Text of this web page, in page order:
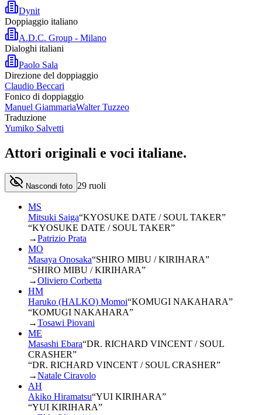
Dynit
Doppiaggio italiano
A.D.C. Group - Milano
Dialoghi italiani
Paolo Sala
Direzione del doppiaggio
Claudio Beccari
Fonico di doppiaggio
Manuel GiammariaWalter Tuzzeo
Traduzione
Yumiko Salvetti
Attori originali e voci italiane.
Nascondi foto 29 ruoli
MS
Mitsuki Saiga“KYOSUKE DATE / SOUL TAKER”
“KYOSUKE DATE / SOUL TAKER”
→Patrizio Prata
MO
Masaya Onosaka“SHIRO MIBU / KIRIHARA”
“SHIRO MIBU / KIRIHARA”
→Oliviero Corbetta
HM
Haruko (HALKO) Momoi“KOMUGI NAKAHARA”
“KOMUGI NAKAHARA”
→Tosawi Piovani
ME
Masashi Ebara“DR. RICHARD VINCENT / SOUL
CRASHER”
“DR. RICHARD VINCENT / SOUL CRASHER”
→Natale Ciravolo
AH
Akiko Hiramatsu“YUI KIRIHARA”
“YUI KIRIHARA”